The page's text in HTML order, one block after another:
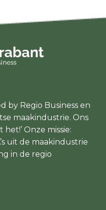
by Regio Business en
maakindustrie. Ons
Onze missie:
uit de maakindustrie
in de regio